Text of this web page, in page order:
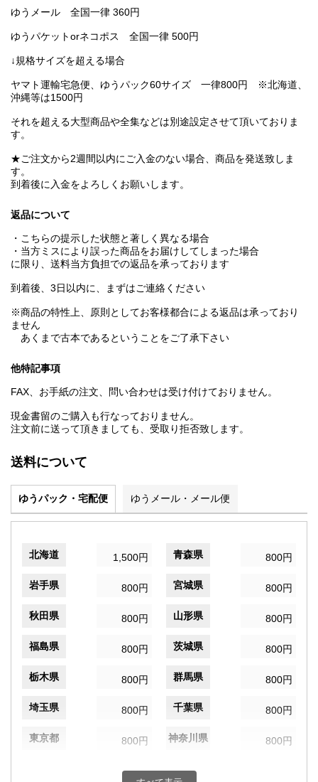
ゆうメール 全国一律 360円
ゆうパケットorネコポス 全国一律 500円
↓規格サイズを超える場合
ヤマト運輸宅急便、ゆうパック60サイズ 一律800円 ※北海道、
沖縄等は1500円
それを超える大型商品や全集などは別途設定させて頂いておりま
す。
★ご注文から2週間以内にご入金のない場合、商品を発送致しま
す。
到着後に入金をよろしくお願いします。
返品について
・こちらの提示した状態と著しく異なる場合
・当方ミスにより誤った商品をお届けしてしまった場合
に限り、送料当方負担での返品を承っております
到着後、3日以内に、まずはご連絡ください
※商品の特性上、原則としてお客様都合による返品は承っており
ません
あくまで古本であるということをご了承下さい
他特記事項
FAX、お手紙の注文、問い合わせは受け付けておりません。
現金書留のご購入も行なっておりません。
注文前に送って頂きましても、受取り拒否致します。
送料について
ゆうパック・宅配便 ゆうメール・メール便
北海道 1,500円 青森県 800円
岩手県 800円 宮城県 800円
秋田県 800円 山形県 800円
福島県 800円 茨城県 800円
栃木県 800円 群馬県 800円
埼玉県 800円 千葉県 800円
東京都 800円 神奈川県 800円
800円 富山県